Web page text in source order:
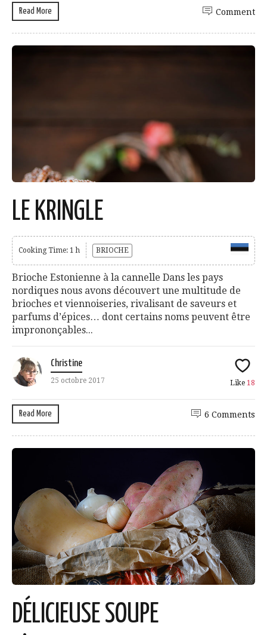
Read More Comment
LE KRINGLE
Cooking Time: 1 h BRIOCHE
Brioche Estonienne à la cannelle Dans les pays
nordiques nous avons découvert une multitude de
brioches et viennoiseries, rivalisant de saveurs et
parfums d’épices… dont certains noms peuvent être
imprononçables...
Christine
25 octobre 2017 Like 18
Read More 6 Comments
DÉLICIEUSE SOUPE